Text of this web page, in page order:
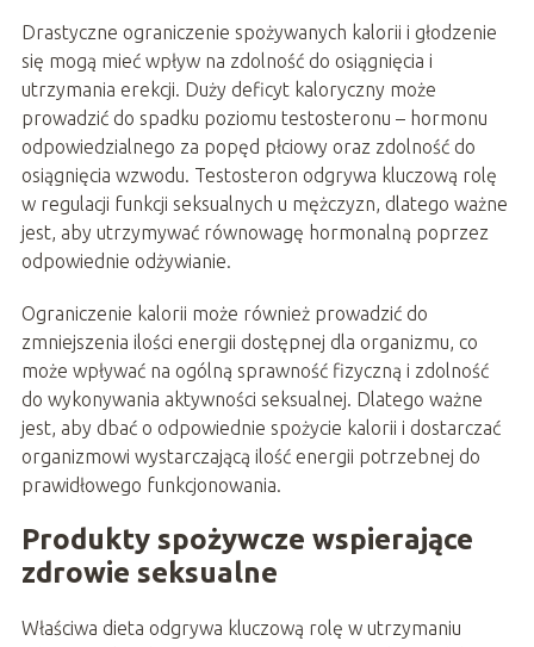
Drastyczne ograniczenie spożywanych kalorii i głodzenie
się mogą mieć wpływ na zdolność do osiągnięcia i
utrzymania erekcji. Duży deficyt kaloryczny może
prowadzić do spadku poziomu testosteronu – hormonu
odpowiedzialnego za popęd płciowy oraz zdolność do
osiągnięcia wzwodu. Testosteron odgrywa kluczową rolę
w regulacji funkcji seksualnych u mężczyzn, dlatego ważne
jest, aby utrzymywać równowagę hormonalną poprzez
odpowiednie odżywianie.
Ograniczenie kalorii może również prowadzić do
zmniejszenia ilości energii dostępnej dla organizmu, co
może wpływać na ogólną sprawność fizyczną i zdolność
do wykonywania aktywności seksualnej. Dlatego ważne
jest, aby dbać o odpowiednie spożycie kalorii i dostarczać
organizmowi wystarczającą ilość energii potrzebnej do
prawidłowego funkcjonowania.
Produkty spożywcze wspierające
zdrowie seksualne
Właściwa dieta odgrywa kluczową rolę w utrzymaniu